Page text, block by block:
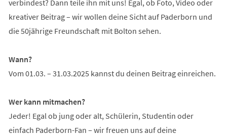
verbindest? Dann teile ihn mit uns! Egal, ob Foto, Video oder
kreativer Beitrag – wir wollen deine Sicht auf Paderborn und
die 50jährige Freundschaft mit Bolton sehen.
Wann?
Vom 01.03. – 31.03.2025 kannst du deinen Beitrag einreichen.
Wer kann mitmachen?
Jeder! Egal ob jung oder alt, Schülerin, Studentin oder
einfach Paderborn-Fan – wir freuen uns auf deine